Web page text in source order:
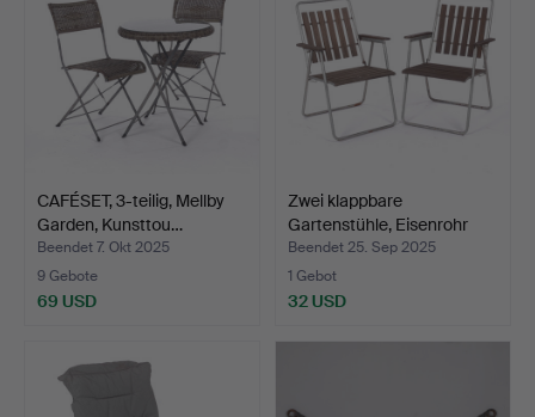
CAFÉSET, 3-teilig, Mellby
Garden, Kunsttou…
Beendet 7. Okt 2025
9 Gebote
69 USD
Zwei klappbare
Gartenstühle, Eisenrohr
und…
Beendet 25. Sep 2025
1 Gebot
32 USD